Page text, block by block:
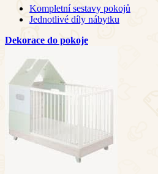
Kompletní sestavy pokojů
Jednotlivé díly nábytku
Dekorace do pokoje